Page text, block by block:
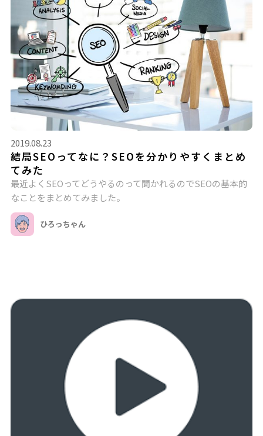
2019.08.23
結局SEOってなに？SEOを分かりやすくまとめ
てみた
最近よくSEOってどうやるのって聞かれるのでSEOの基本的
なことをまとめてみました。
ひろっちゃん